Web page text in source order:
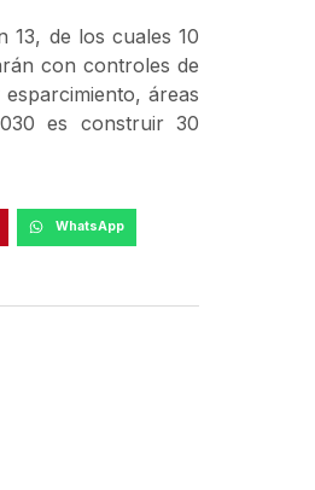
13, de los cuales 10
con controles de
áreas
es construir 30
WhatsApp